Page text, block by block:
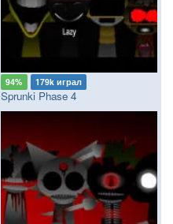
94% 179k играл
Sprunki Phase 4